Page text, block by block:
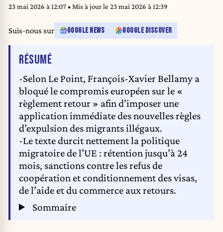
Belgique le 21 mai 2025.
23 mai 2026 à 12:07• Mis à jour le 23 mai 2026 à 12:39
Suis-nous sur GOOGLE NEWS GOOGLE DISCOVER
RÉSUMÉDE L'ARTICLE
-Selon Le Point, François-Xavier Bellamy a
bloqué le compromis européen sur le «
règlement retour » afin d’imposer une
application immédiate des nouvelles règles
d’expulsion des migrants illégaux.
-Le texte durcit nettement la politique
migratoire de l’UE : rétention jusqu’à 24
mois, sanctions contre les refus de
coopération et conditionnement des visas,
de l’aide et du commerce aux retours.
Sommaire